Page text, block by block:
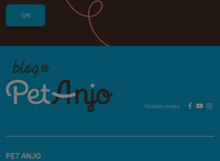
Nossas redes:
PET ANJO